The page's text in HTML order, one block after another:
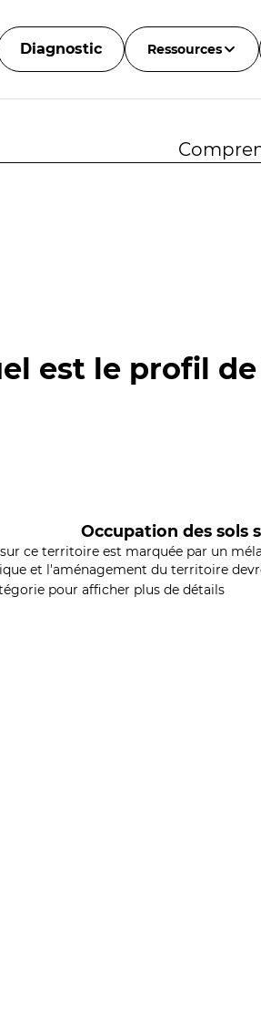
Diagnostic Ressources
est le profil
Occupation des sols
ce territoire est marquée par un
et l'aménagement du territoire
pour afficher plus de détails